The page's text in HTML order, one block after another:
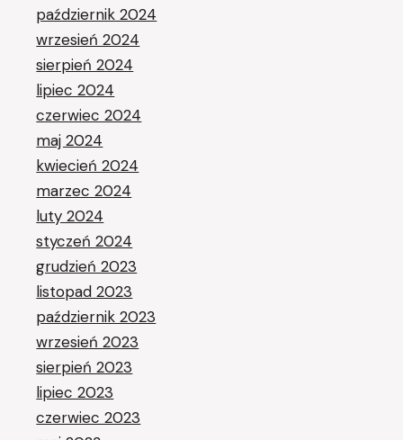
październik 2024
wrzesień 2024
sierpień 2024
lipiec 2024
czerwiec 2024
maj 2024
kwiecień 2024
marzec 2024
luty 2024
styczeń 2024
grudzień 2023
listopad 2023
październik 2023
wrzesień 2023
sierpień 2023
lipiec 2023
czerwiec 2023